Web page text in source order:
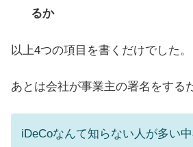
るか
以上4つの項目を書くだけでした。
あとは会社が事業主の署名をする
iDeCoなんて知らない人が多い